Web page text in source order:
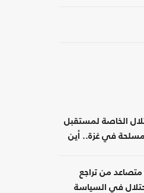
الخاصة لمستقبل
في غزة.. أين
من تراجع
في السياسة